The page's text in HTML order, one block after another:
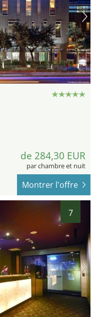
de 284,30 EUR
par chambre et nuit
Montrer l'offre
7